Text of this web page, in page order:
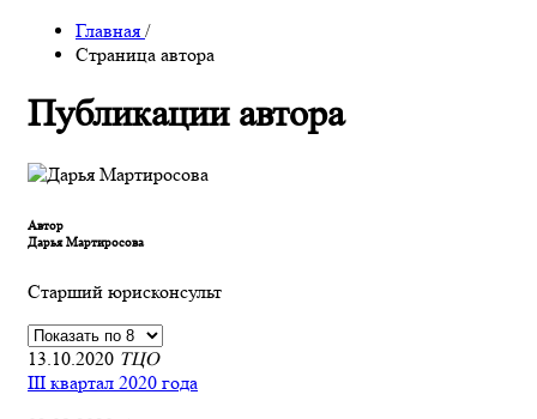
Главная /
Страница автора
Публикации автора
Автор
Дарья Мартиросова
Старший юрисконсульт
13.10.2020 ТЦО
III квартал 2020 года